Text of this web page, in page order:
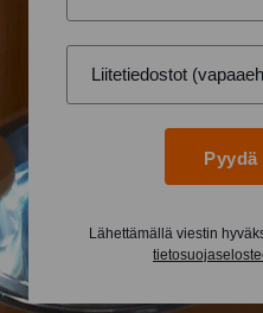
Lähettämällä viestin